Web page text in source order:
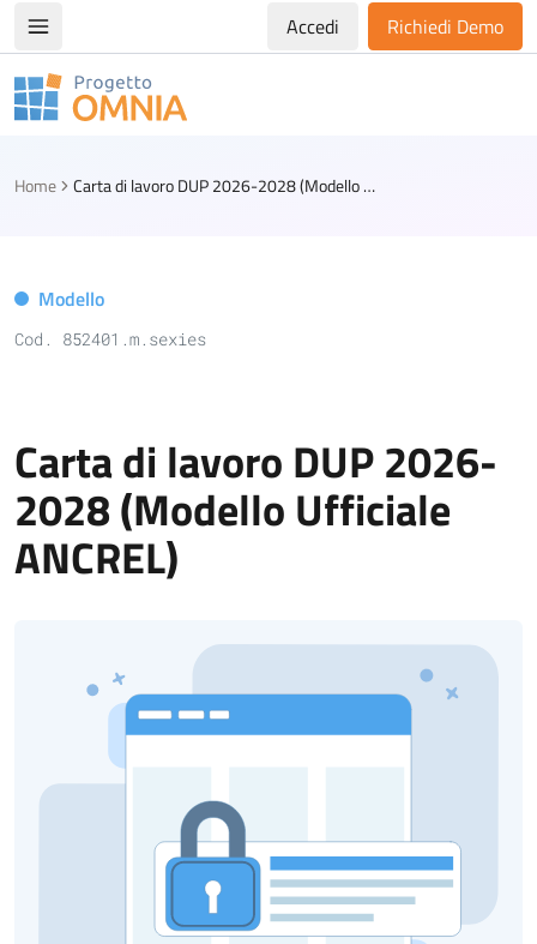
Apri/chiudi menù di navigazioneAccedi Richiedi Demo
Progetto Omnia
Home Carta di lavoro DUP 2026-2028 (Modello Ufficiale ANCREL)
Modello
Cod. 852401.m.sexies
Carta di lavoro DUP 2026-
2028 (Modello Ufficiale
ANCREL)